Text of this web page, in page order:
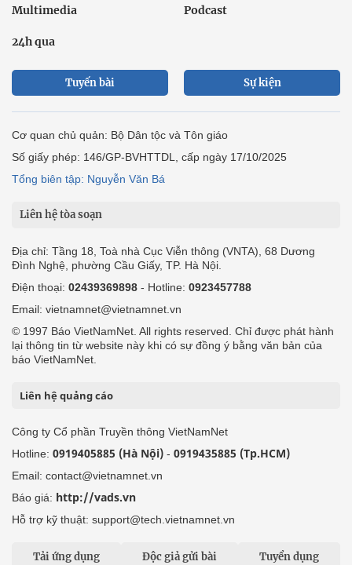
Multimedia Podcast
24h qua
Tuyến bài Sự kiện
Cơ quan chủ quản: Bộ Dân tộc và Tôn giáo
Số giấy phép: 146/GP-BVHTTDL, cấp ngày 17/10/2025
Tổng biên tập: Nguyễn Văn Bá
Liên hệ tòa soạn
Địa chỉ: Tầng 18, Toà nhà Cục Viễn thông (VNTA), 68 Dương
Đình Nghệ, phường Cầu Giấy, TP. Hà Nội.
Điện thoại: 02439369898 - Hotline: 0923457788
Email: vietnamnet@vietnamnet.vn
© 1997 Báo VietNamNet. All rights reserved. Chỉ được phát hành
lại thông tin từ website này khi có sự đồng ý bằng văn bản của
báo VietNamNet.
Liên hệ quảng cáo
Công ty Cổ phần Truyền thông VietNamNet
Hotline: 0919405885 (Hà Nội) - 0919435885 (Tp.HCM)
Email: contact@vietnamnet.vn
Báo giá: http://vads.vn
Hỗ trợ kỹ thuật: support@tech.vietnamnet.vn
Tải ứng dụng Độc giả gửi bài Tuyển dụng